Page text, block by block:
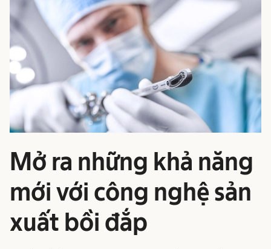
Mở ra những khả năng
mới với công nghệ sản
xuất bồi đắp